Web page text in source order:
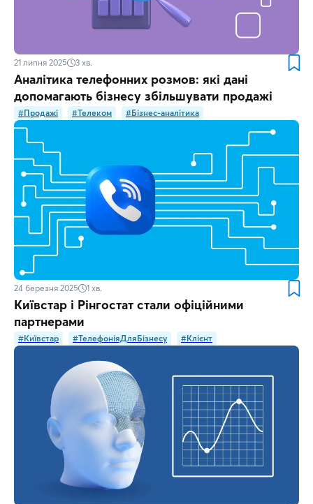
21 липня 2025 3 хв.
Аналітика телефонних розмов: які дані
допомагають бізнесу збільшувати продажі
#Продажі #Телеком #Бізнес-аналітика
24 березня 2025 1 хв.
Київстар і Рінгостат стали офіційними
партнерами
#Київстар #ТелефоніяДляБізнесу #Клієнт